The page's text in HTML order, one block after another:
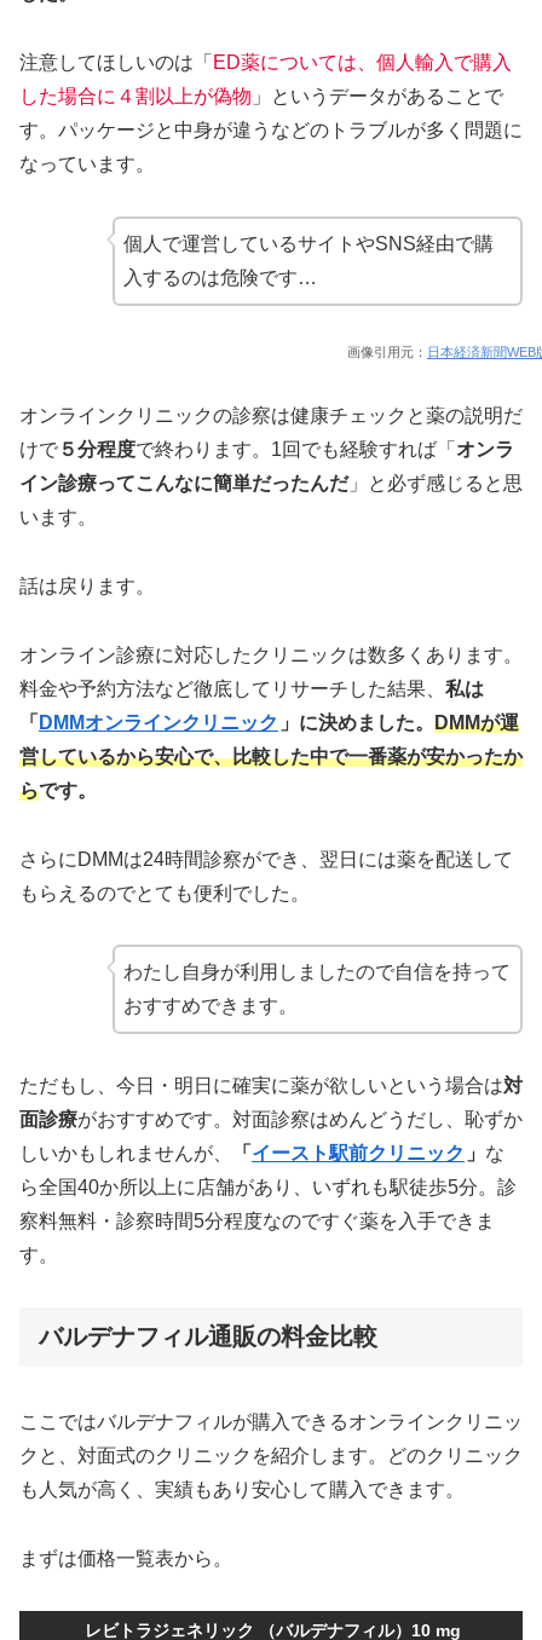
注意してほしいのは「 ED薬については、個人輸入で購入
した場合に４割以上が偽物 」というデータがあることで
す。パッケージと中身が違うなどのトラブルが多く問題に
なっています。
個人で運営しているサイトやSNS経由で購
入するのは危険です…
画像引用元： 日本経済新聞WEB
オンラインクリニックの診察は健康チェックと薬の説明だ
けで ５分程度で終わります。1回でも経験すれば「 オンラ
イン診療ってこんなに簡単だったんだ」と必ず感じると思
います。
話は戻ります。
オンライン診療に対応したクリニックは数多くあります。
料金や予約方法など徹底してリサーチした結果、 私は
「 DMMオンラインクリニック 」に決めました。 DMMが運
営しているから安心で、比較した中で一番薬が安かったか
らです。
さらにDMMは24時間診察ができ、翌日には薬を配送して
もらえるのでとても便利でした。
わたし自身が利用しましたので自信を持って
おすすめできます。
ただもし、今日・明日に確実に薬が欲しいという場合は対
面診療がおすすめです。対面診察はめんどうだし、恥ずか
しいかもしれませんが、
「 イースト駅前クリニック 」 な
ら全国40か所以上に店舗があり、いずれも駅徒歩5分。診
察料無料・診察時間5分程度なのですぐ薬を入手できま
す。
バルデナフィル通販の料金比較
ここではバルデナフィルが購入できるオンラインクリニッ
クと、対面式のクリニックを紹介します。どのクリニック
も人気が高く、実績もあり安心して購入できます。
まずは価格一覧表から。
レビトラジェネリック （バルデナフィル）10 mg